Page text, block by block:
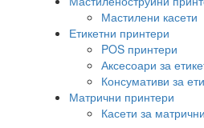
Мастилени касети
Етикетни принтери
POS принтери
Аксесоари за
Консумативи за
Матрични принтери
Касети за